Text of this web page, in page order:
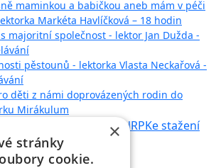
maminkou a babičkou aneb mám v péči
Markéta Havlíčková – 18 hodin
majoritní společnost - lektor Jan Dužda -
pěstounů - lektorka Vlasta Neckařová -
děti z námi doprovázených rodin do
Mirákulum
Přípravy žadatelů o NRPKe stažení
×
stránky
cookie.